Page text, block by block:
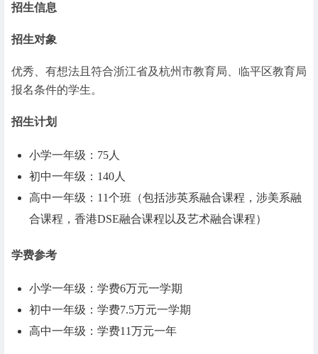
招生信息
招生对象
优秀、有想法且符合浙江省及杭州市教育局、临平区教育局
报名条件的学生。
招生计划
小学一年级：75人
初中一年级：140人
高中一年级：11个班（包括涉英系融合课程，涉美系融
合课程，香港DSE融合课程以及艺术融合课程）
学费参考
小学一年级：学费6万元一学期
初中一年级：学费7.5万元一学期
高中一年级：学费11万元一年